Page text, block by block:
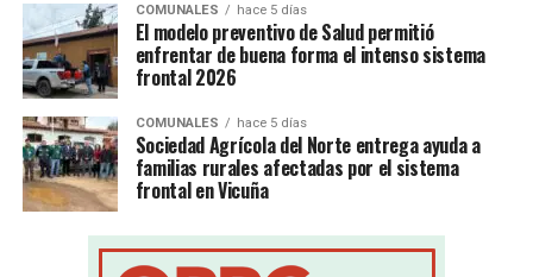
COMUNALES hace 5 días
El modelo preventivo de Salud permitió
enfrentar de buena forma el intenso sistema
frontal 2026
COMUNALES hace 5 días
Sociedad Agrícola del Norte entrega ayuda a
familias rurales afectadas por el sistema
frontal en Vicuña